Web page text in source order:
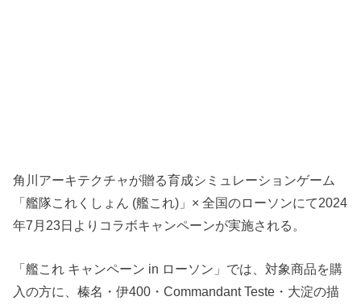
角川アーキテクチャが贈る育成シミュレーションゲーム
「艦隊これくしょん (艦これ)」× 全国のローソンにて2024
年7月23日よりコラボキャンペーンが実施される。
「艦これ キャンペーン in ローソン」では、対象商品を購
入の方に、榛名・伊400・Commandant Teste・大淀の描